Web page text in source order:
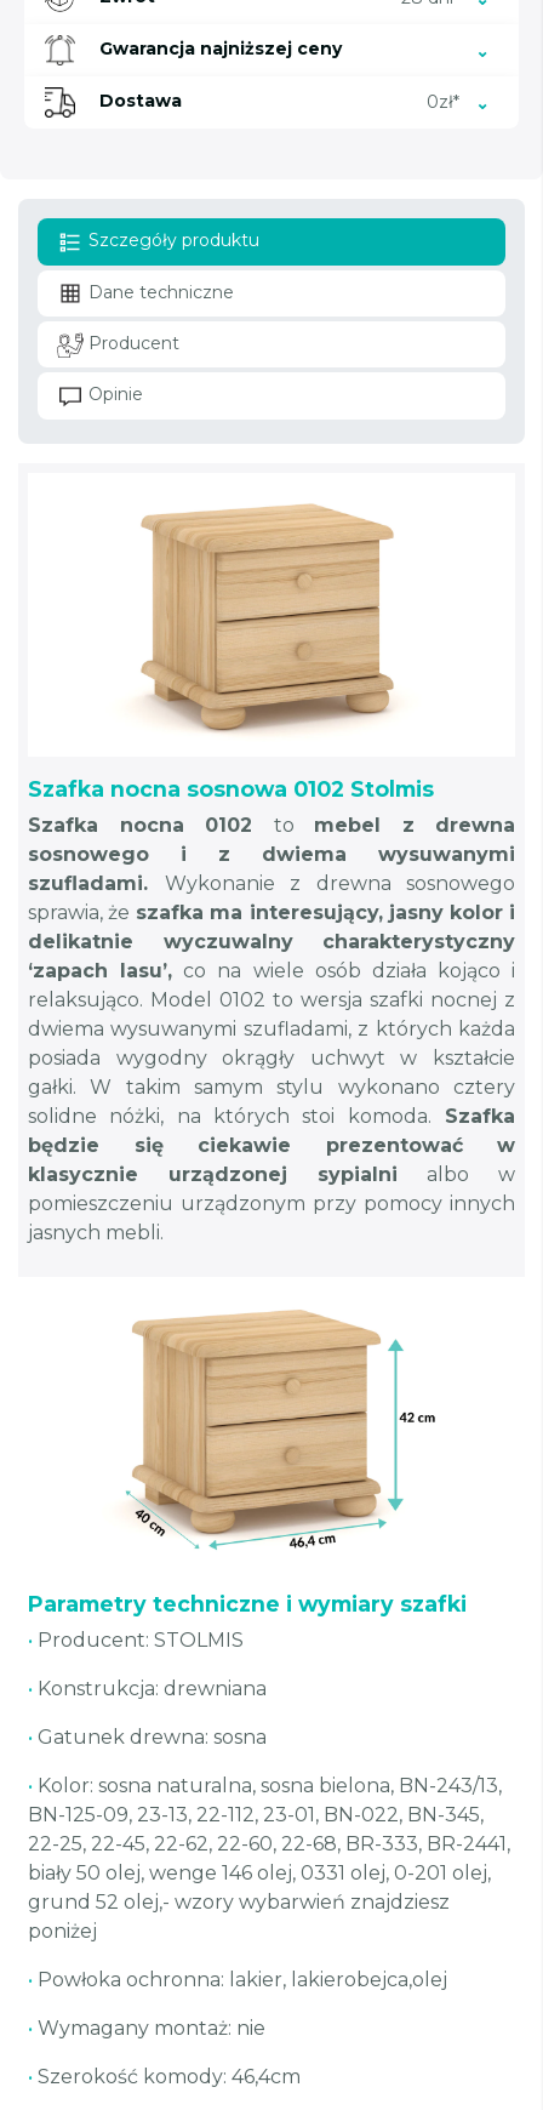
Gwarancja najniższej ceny
Dostawa 0zł*
Szczegóły produktu
Dane techniczne
Producent
Opinie
Szafka nocna sosnowa 0102 Stolmis
Szafka nocna 0102 to mebel z drewna
sosnowego i z dwiema wysuwanymi
szufladami. Wykonanie z drewna sosnowego
sprawia, że szafka ma interesujący, jasny kolor i
delikatnie wyczuwalny charakterystyczny
‘zapach lasu’, co na wiele osób działa kojąco i
relaksująco. Model 0102 to wersja szafki nocnej z
dwiema wysuwanymi szufladami, z których każda
posiada wygodny okrągły uchwyt w kształcie
gałki. W takim samym stylu wykonano cztery
solidne nóżki, na których stoi komoda. Szafka
będzie się ciekawie prezentować w
klasycznie urządzonej sypialni albo w
pomieszczeniu urządzonym przy pomocy innych
jasnych mebli.
Parametry techniczne i wymiary szafki
• Producent: STOLMIS
• Konstrukcja: drewniana
• Gatunek drewna: sosna
• Kolor: sosna naturalna, sosna bielona, BN-243/13,
BN-125-09, 23-13, 22-112, 23-01, BN-022, BN-345,
22-25, 22-45, 22-62, 22-60, 22-68, BR-333, BR-2441,
biały 50 olej, wenge 146 olej, 0331 olej, 0-201 olej,
grund 52 olej,- wzory wybarwień znajdziesz
poniżej
• Powłoka ochronna: lakier, lakierobejca,olej
• Wymagany montaż: nie
• Szerokość komody: 46,4cm